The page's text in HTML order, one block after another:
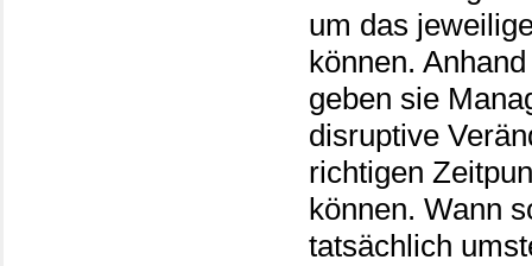
um das
können.
geben sie
disruptive
richtigen
können. Wann
tatsächlich